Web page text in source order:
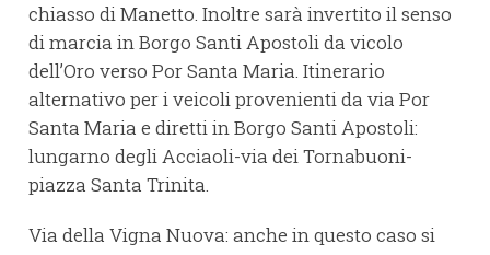
chiasso di Manetto. Inoltre sarà invertito il senso
di marcia in Borgo Santi Apostoli da vicolo
dell’Oro verso Por Santa Maria. Itinerario
alternativo per i veicoli provenienti da via Por
Santa Maria e diretti in Borgo Santi Apostoli:
lungarno degli Acciaoli-via dei Tornabuoni-
piazza Santa Trinita.
Via della Vigna Nuova: anche in questo caso si